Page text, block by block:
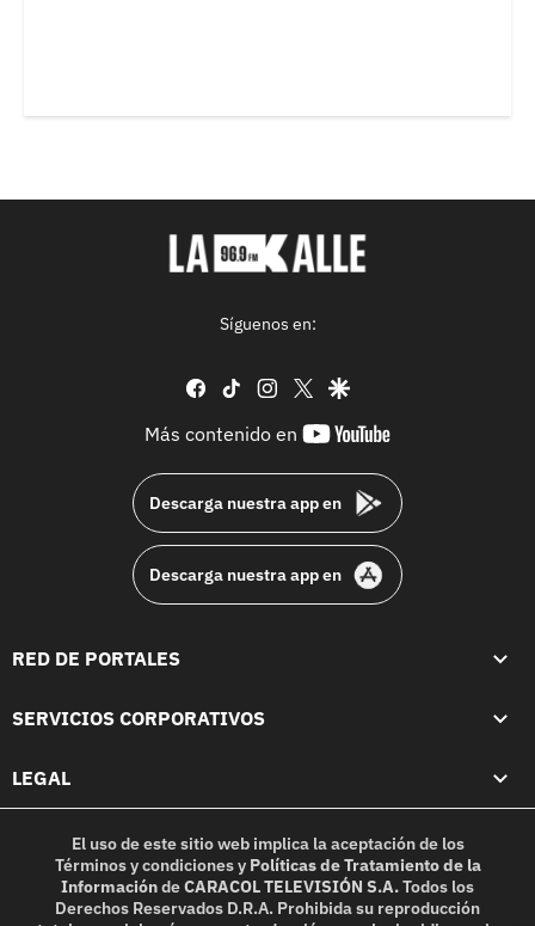
Síguenos en:
facebook
tiktok instagram
twittergoogle
Más contenido en
youtube-
Descarga nuestra app en
Descarga nuestra app en
RED DE PORTALES
SERVICIOS CORPORATIVOS
LEGAL
El uso de este sitio web implica la aceptación de los
Términos y condicionesy Políticas de Tratamiento de la
InformacióndeCARACOL TELEVISIÓN S.A.Todos los
Derechos Reservados D.R.A. Prohibida su reproducción